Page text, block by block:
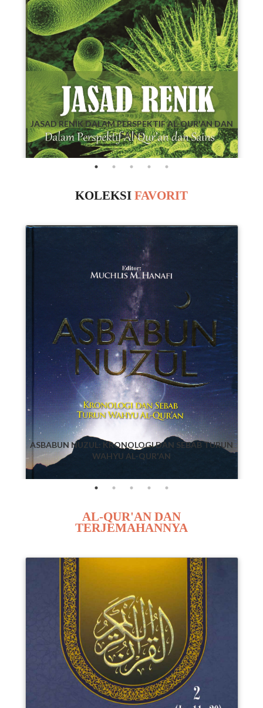
JASAD RENIK DALAM PERSPEKTIF AL-QUR'AN DAN
SAINS
KOLEKSI FAVORIT
ASBABUN NUZUL: KRONOLOGI DAN SEBAB TURUN
WAHYU AL-QUR'AN
AL-QUR'AN DAN
TERJEMAHANNYA